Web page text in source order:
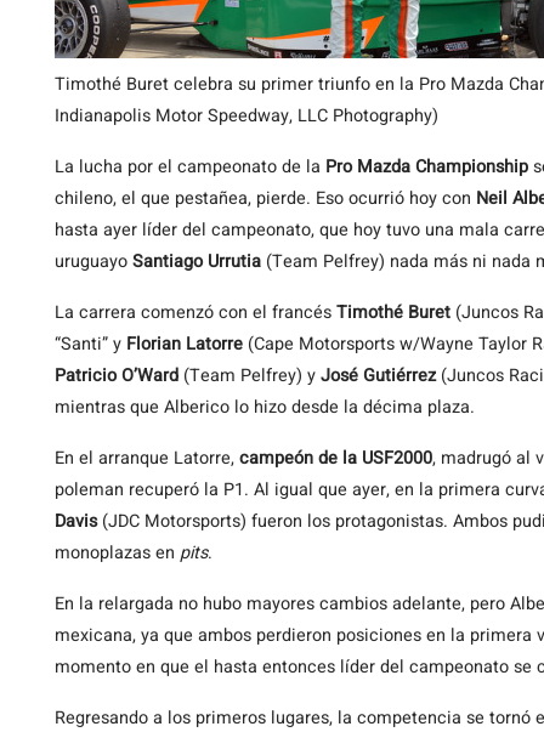
Timothé Buret celebra su primer triunfo en la Pro Mazda
Indianapolis Motor Speedway, LLC Photography)
La lucha por el campeonato de la Pro Mazda Championship
chileno, el que pestañea, pierde. Eso ocurrió hoy con Neil
hasta ayer líder del campeonato, que hoy tuvo una mala
uruguayoSantiago Urrutia (Team Pelfrey) nada más ni nada
La carrera comenzó con el francésTimothé Buret (Juncos
“Santi” y Florian Latorre (Cape Motorsports w/Wayne Taylor
Patricio O’Ward (Team Pelfrey) yJosé Gutiérrez(Juncos
mientras que Alberico lo hizo desde la décima plaza.
En el arranque Latorre,campeón de la USF2000, madrugó al
poleman recuperó la P1. Al igual que ayer, en la primera
Davis(JDC Motorsports) fueron los protagonistas. Ambos
monoplazas en pits.
En la relargada no hubo mayores cambios adelante, pero
mexicana, ya que ambos perdieron posiciones en la
momento en que el hasta entonces líder del campeonato se
Regresando a los primeros lugares, la competencia se tornó